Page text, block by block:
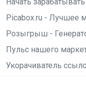
Picabox.ru - Лучшее
Розыгрыш -
Пульс нашего
Укорачиватель